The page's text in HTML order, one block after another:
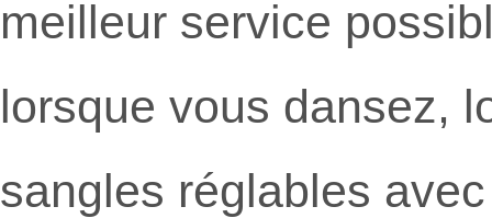
meilleur service
lorsque vous dansez,
sangles réglables